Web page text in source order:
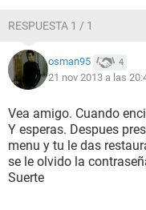
RESPUESTA 1 / 1
osman95 4
21 nov 2013 a las
Vea amigo. Cuando
Y esperas. Despues
menu y tu le das
se le olvido la
Suerte